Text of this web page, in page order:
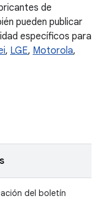
de
pueden publicar
específicos para
, LGE, Motorola,
del boletín